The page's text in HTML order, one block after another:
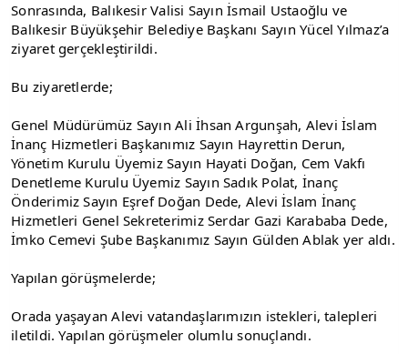
Sonrasında, Balıkesir Valisi Sayın İsmail Ustaoğlu ve
Balıkesir Büyükşehir Belediye Başkanı Sayın Yücel Yılmaz’a
ziyaret gerçekleştirildi.
Bu ziyaretlerde;
Genel Müdürümüz Sayın Ali İhsan Argunşah, Alevi İslam
İnanç Hizmetleri Başkanımız Sayın Hayrettin Derun,
Yönetim Kurulu Üyemiz Sayın Hayati Doğan, Cem Vakfı
Denetleme Kurulu Üyemiz Sayın Sadık Polat, İnanç
Önderimiz Sayın Eşref Doğan Dede, Alevi İslam İnanç
Hizmetleri Genel Sekreterimiz Serdar Gazi Karababa Dede,
İmko Cemevi Şube Başkanımız Sayın Gülden Ablak yer aldı.
Yapılan görüşmelerde;
Orada yaşayan Alevi vatandaşlarımızın istekleri, talepleri
iletildi. Yapılan görüşmeler olumlu sonuçlandı.